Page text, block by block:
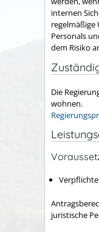
internen
regelmäßige
Personals
dem Risiko
Die
wohnen.
juristische